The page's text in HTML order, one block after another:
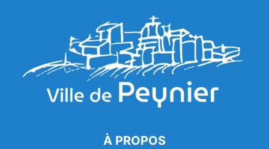
À PROPOS